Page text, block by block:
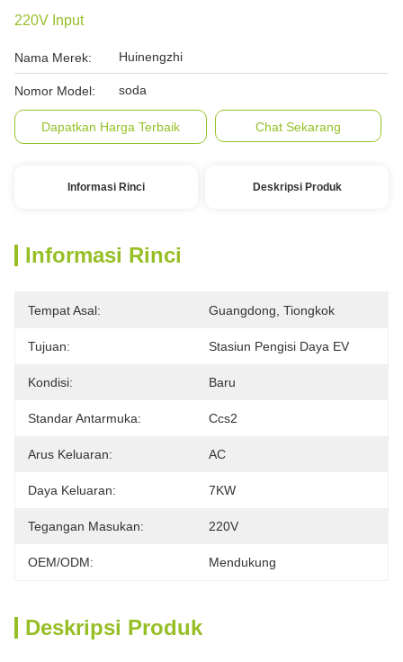
220V Input
Nama Merek: Huinengzhi
Nomor Model: soda
Dapatkan Harga Terbaik Chat Sekarang
Informasi Rinci Deskripsi Produk
Informasi Rinci
Tempat Asal: Guangdong, Tiongkok
Tujuan: Stasiun Pengisi Daya EV
Kondisi: Baru
Standar Antarmuka: Ccs2
Arus Keluaran: AC
Daya Keluaran: 7KW
Tegangan Masukan: 220V
OEM/ODM: Mendukung
Deskripsi Produk